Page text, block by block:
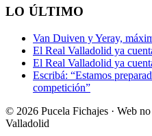
LO ÚLTIMO
Van Duiven y Yeray,
El Real Valladolid ya
El Real Valladolid ya
Escribá: “Estamos
competición”
© 2026 Pucela Fichajes · Web
Valladolid